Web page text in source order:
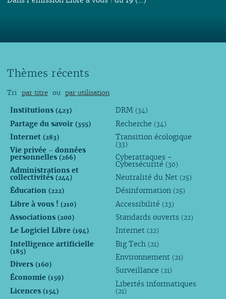
Thèmes récents
Tri par titre ou par utilisation
Institutions (423)
Partage du savoir (355)
Internet (283)
Vie privée - données
personnelles (266)
Administrations et
collectivités (244)
Éducation (222)
Libre à vous ! (210)
Associations (200)
Le Logiciel Libre (194)
Intelligence artificielle
(185)
Divers (160)
Économie (159)
Licences (154)
DRM (34)
Recherche (34)
Transition écologique
(33)
Cyberattaques -
Cybersécurité (30)
Neutralité du Net (25)
Désinformation (25)
Accessibilité (23)
Standards ouverts (22)
Internet (22)
Big Tech (21)
Environnement (21)
Surveillance (21)
Libertés informatiques
(21)